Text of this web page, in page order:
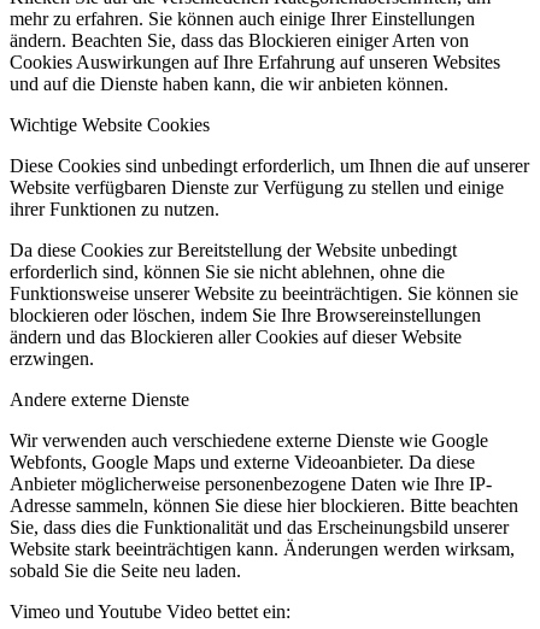
mehr zu erfahren. Sie können auch einige Ihrer Einstellungen
ändern. Beachten Sie, dass das Blockieren einiger Arten von
Cookies Auswirkungen auf Ihre Erfahrung auf unseren Websites
und auf die Dienste haben kann, die wir anbieten können.
Wichtige Website Cookies
Diese Cookies sind unbedingt erforderlich, um Ihnen die auf unserer
Website verfügbaren Dienste zur Verfügung zu stellen und einige
ihrer Funktionen zu nutzen.
Da diese Cookies zur Bereitstellung der Website unbedingt
erforderlich sind, können Sie sie nicht ablehnen, ohne die
Funktionsweise unserer Website zu beeinträchtigen. Sie können sie
blockieren oder löschen, indem Sie Ihre Browsereinstellungen
ändern und das Blockieren aller Cookies auf dieser Website
erzwingen.
Andere externe Dienste
Wir verwenden auch verschiedene externe Dienste wie Google
Webfonts, Google Maps und externe Videoanbieter. Da diese
Anbieter möglicherweise personenbezogene Daten wie Ihre IP-
Adresse sammeln, können Sie diese hier blockieren. Bitte beachten
Sie, dass dies die Funktionalität und das Erscheinungsbild unserer
Website stark beeinträchtigen kann. Änderungen werden wirksam,
sobald Sie die Seite neu laden.
Vimeo und Youtube Video bettet ein: